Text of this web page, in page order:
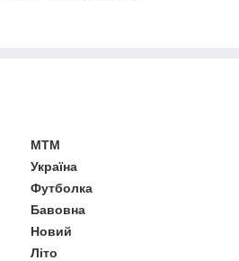
MTM
Україна
Футболка
Бавовна
Новий
Літо